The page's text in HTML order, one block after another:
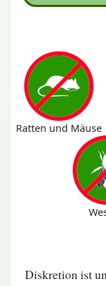
Ratten und Mäuse
Diskretion ist